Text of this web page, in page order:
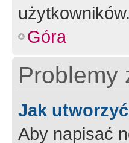
użytkowników.
Góra
Problemy
Jak
Aby napisać